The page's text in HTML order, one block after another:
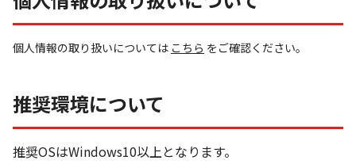
個人情報の取り扱いについては こちら をご確認ください。
推奨環境について
推奨OSはWindows10以上となります。